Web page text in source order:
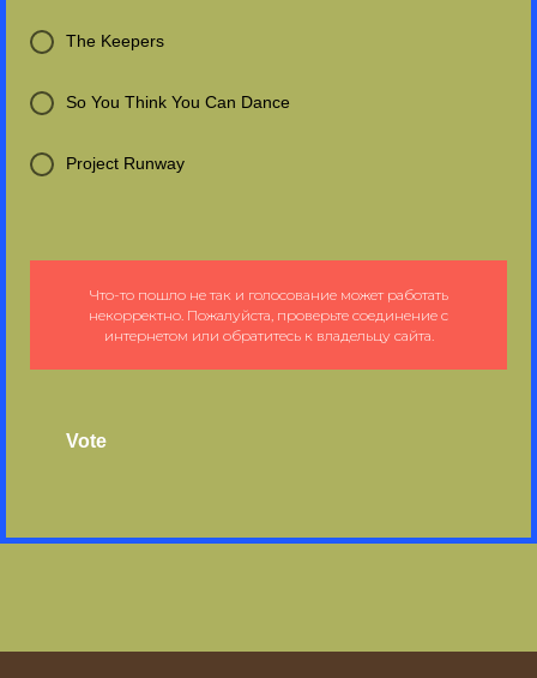
The Keepers
So You Think You Can Dance
Project Runway
Что-то пошло не так и голосование может работать
некорректно. Пожалуйста, проверьте соединение с
интернетом или обратитесь к владельцу сайта.
Vote